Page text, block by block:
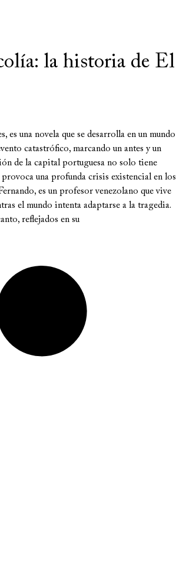
la historia de El
es una novela que se desarrolla en un mundo
catastrófico, marcando un antes y un
de la capital portuguesa no solo tiene
una profunda crisis existencial en los
es un profesor venezolano que vive
el mundo intenta adaptarse a la tragedia.
reflejados en su